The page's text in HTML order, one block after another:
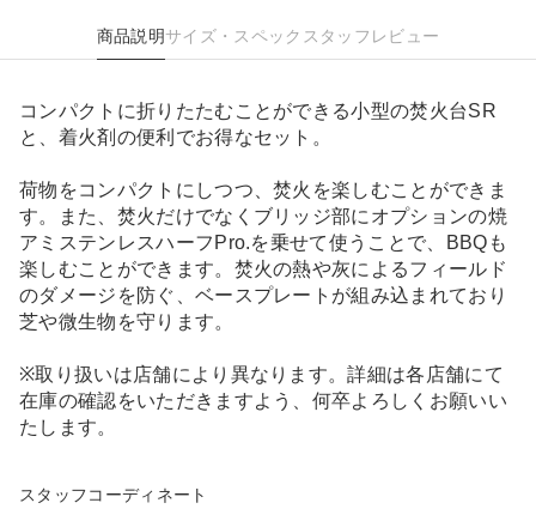
商品説明サイズ・スペック スタッフレビュー
コンパクトに折りたたむことができる小型の焚火台SR
と、着火剤の便利でお得なセット。
荷物をコンパクトにしつつ、焚火を楽しむことができま
す。また、焚火だけでなくブリッジ部にオプションの焼
アミステンレスハーフPro.を乗せて使うことで、BBQも
楽しむことができます。焚火の熱や灰によるフィールド
のダメージを防ぐ、ベースプレートが組み込まれており
芝や微生物を守ります。
※取り扱いは店舗により異なります。詳細は各店舗にて
在庫の確認をいただきますよう、何卒よろしくお願いい
たします。
スタッフコーディネート